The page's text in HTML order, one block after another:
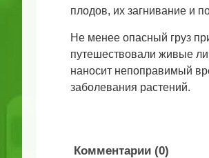
плодов, их загнивание и
Не менее опасный груз
путешествовали живые
наносит непоправимый
заболевания растений.
Комментарии (0)